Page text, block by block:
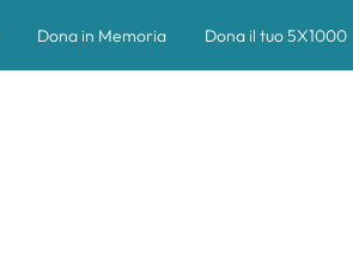
Dona in Memoria Dona il tuo 5X1000